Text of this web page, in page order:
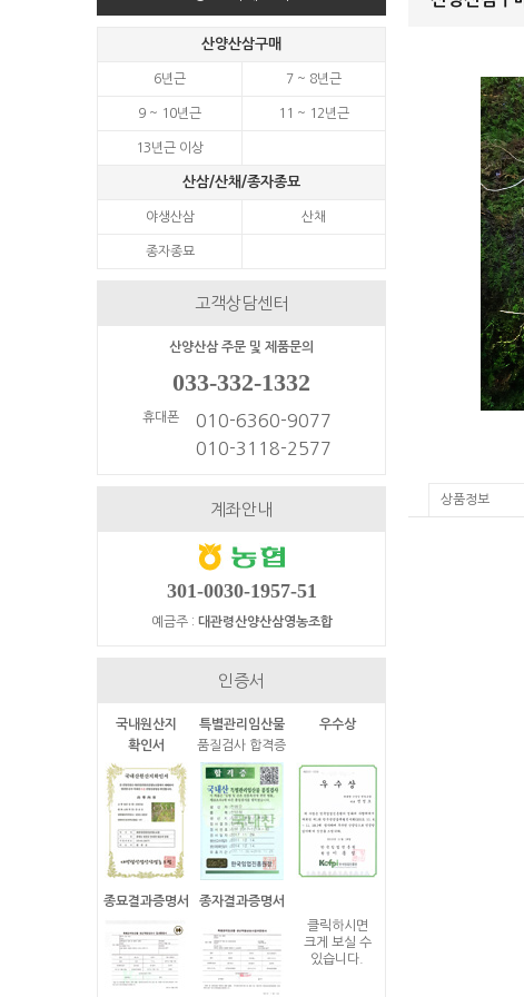
산양산삼구매
6년근 7 ~ 8년근
9 ~ 10년근 11 ~ 12년근
13년근 이상
산삼/산채/종자종묘
야생산삼 산채
종자종묘
고객상담센터
산양산삼 주문 및 제품문의
033-332-1332
휴대폰
010-6360-9077
010-3118-2577
계좌안내
301-0030-1957-51
예금주 : 대관령산양산삼영농조합
인증서
국내원산지
확인서
특별관리임산물
품질검사 합격증
우수상
종묘결과증명서
종자결과증명서
클릭하시면
크게 보실 수
있습니다.
상품정보